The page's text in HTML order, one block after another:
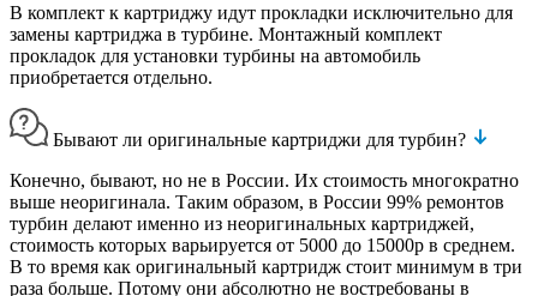
В комплект к картриджу идут прокладки исключительно для
замены картриджа в турбине. Монтажный комплект
прокладок для установки турбины на автомобиль
приобретается отдельно.
Бывают ли оригинальные картриджи для турбин?
Конечно, бывают, но не в России. Их стоимость многократно
выше неоригинала. Таким образом, в России 99% ремонтов
турбин делают именно из неоригинальных картриджей,
стоимость которых варьируется от 5000 до 15000р в среднем.
В то время как оригинальный картридж стоит минимум в три
раза больше. Потому они абсолютно не востребованы в